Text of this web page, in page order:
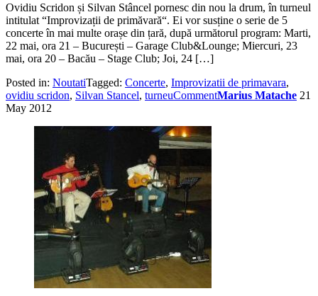
Ovidiu Scridon și Silvan Stâncel pornesc din nou la drum, în turneul
intitulat “Improvizații de primăvară“. Ei vor susține o serie de 5
concerte în mai multe orașe din țară, după următorul program: Marti,
22 mai, ora 21 – București – Garage Club&Lounge; Miercuri, 23
mai, ora 20 – Bacău – Stage Club; Joi, 24 […]
Posted in: NoutatiTagged: Concerte, Improvizatii de primavara,
ovidiu scridon, Silvan Stancel, turneuCommentMarius Matache 21
May 2012